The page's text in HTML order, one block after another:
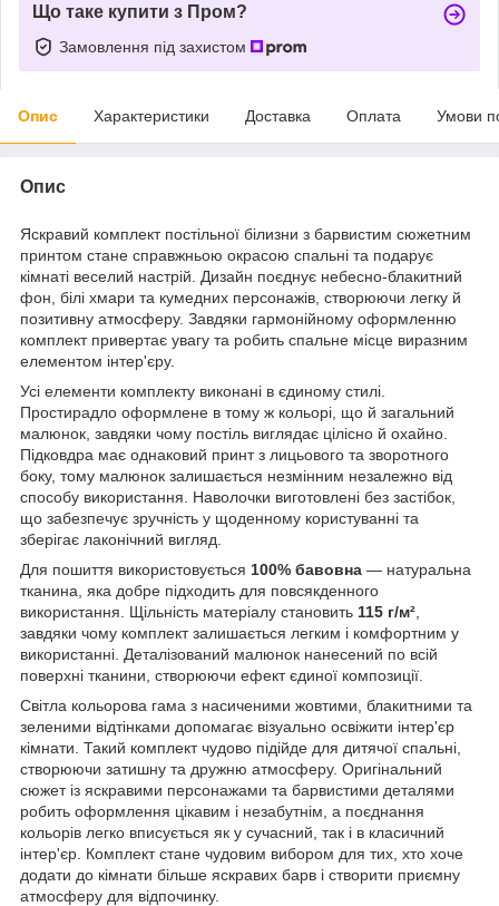
Що таке купити з Пром?
Замовлення під захистом
Опис Характеристики Доставка Оплата Умови
Опис
Яскравий комплект постільної білизни з барвистим сюжетним
принтом стане справжньою окрасою спальні та подарує
кімнаті веселий настрій. Дизайн поєднує небесно-блакитний
фон, білі хмари та кумедних персонажів, створюючи легку й
позитивну атмосферу. Завдяки гармонійному оформленню
комплект привертає увагу та робить спальне місце виразним
елементом інтер'єру.
Усі елементи комплекту виконані в єдиному стилі.
Простирадло оформлене в тому ж кольорі, що й загальний
малюнок, завдяки чому постіль виглядає цілісно й охайно.
Підковдра має однаковий принт з лицьового та зворотного
боку, тому малюнок залишається незмінним незалежно від
способу використання. Наволочки виготовлені без застібок,
що забезпечує зручність у щоденному користуванні та
зберігає лаконічний вигляд.
Для пошиття використовується 100% бавовна — натуральна
тканина, яка добре підходить для повсякденного
використання. Щільність матеріалу становить 115 г/м²
завдяки чому комплект залишається легким і комфортним у
використанні. Деталізований малюнок нанесений по всій
поверхні тканини, створюючи ефект єдиної композиції.
Світла кольорова гама з насиченими жовтими, блакитними та
зеленими відтінками допомагає візуально освіжити інтер'єр
кімнати. Такий комплект чудово підійде для дитячої спальні,
створюючи затишну та дружню атмосферу. Оригінальний
сюжет із яскравими персонажами та барвистими деталями
робить оформлення цікавим і незабутнім, а поєднання
кольорів легко вписується як у сучасний, так і в класичний
інтер'єр. Комплект стане чудовим вибором для тих, хто хоче
додати до кімнати більше яскравих барв і створити приємну
атмосферу для відпочинку.